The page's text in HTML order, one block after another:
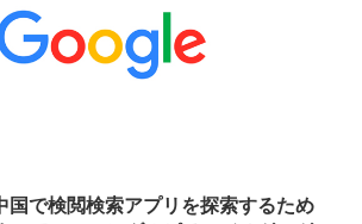
国で検閲検索アプリを探索するため